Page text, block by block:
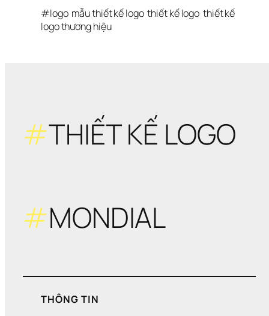
#logo mẫu thiết kế logo thiết kế logo thiết kế
logo thương hiệu
#THIẾT KẾ LOGO
#MONDIAL
THÔNG TIN